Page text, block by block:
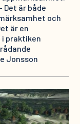
Det är både
och
är en
praktiken
Jonsson